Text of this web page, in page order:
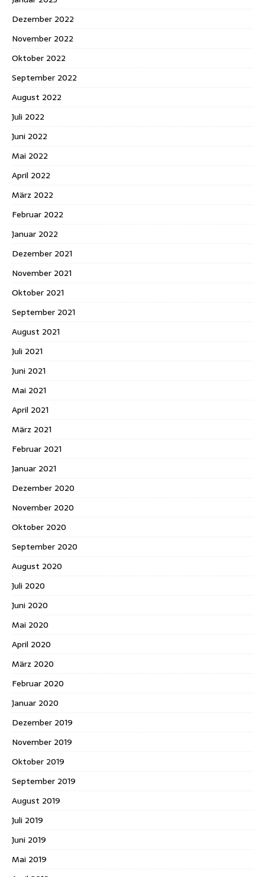
Dezember 2022
November 2022
Oktober 2022
September 2022
August 2022
Juli 2022
Juni 2022
Mai 2022
April 2022
März 2022
Februar 2022
Januar 2022
Dezember 2021
November 2021
Oktober 2021
September 2021
August 2021
Juli 2021
Juni 2021
Mai 2021
April 2021
März 2021
Februar 2021
Januar 2021
Dezember 2020
November 2020
Oktober 2020
September 2020
August 2020
Juli 2020
Juni 2020
Mai 2020
April 2020
März 2020
Februar 2020
Januar 2020
Dezember 2019
November 2019
Oktober 2019
September 2019
August 2019
Juli 2019
Juni 2019
Mai 2019